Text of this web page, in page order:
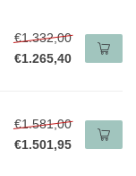
€1.332,00
€1.265,40
€1.581,00
€1.501,95